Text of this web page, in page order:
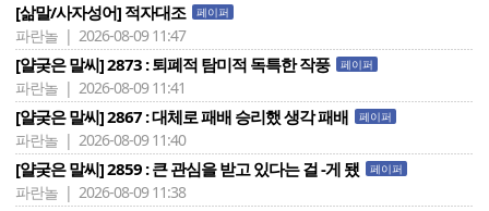
[삶말/사자성어] 적자대조 페이퍼
파란놀 | 2026-08-09 11:47
[얄궂은 말씨] 2873 : 퇴폐적 탐미적 독특한 작풍 페이퍼
파란놀 | 2026-08-09 11:41
[얄궂은 말씨] 2867 : 대체로 패배 승리했 생각 패배 페이퍼
파란놀 | 2026-08-09 11:40
[얄궂은 말씨] 2859 : 큰 관심을 받고 있다는 걸 -게 됐 페이퍼
파란놀 | 2026-08-09 11:38